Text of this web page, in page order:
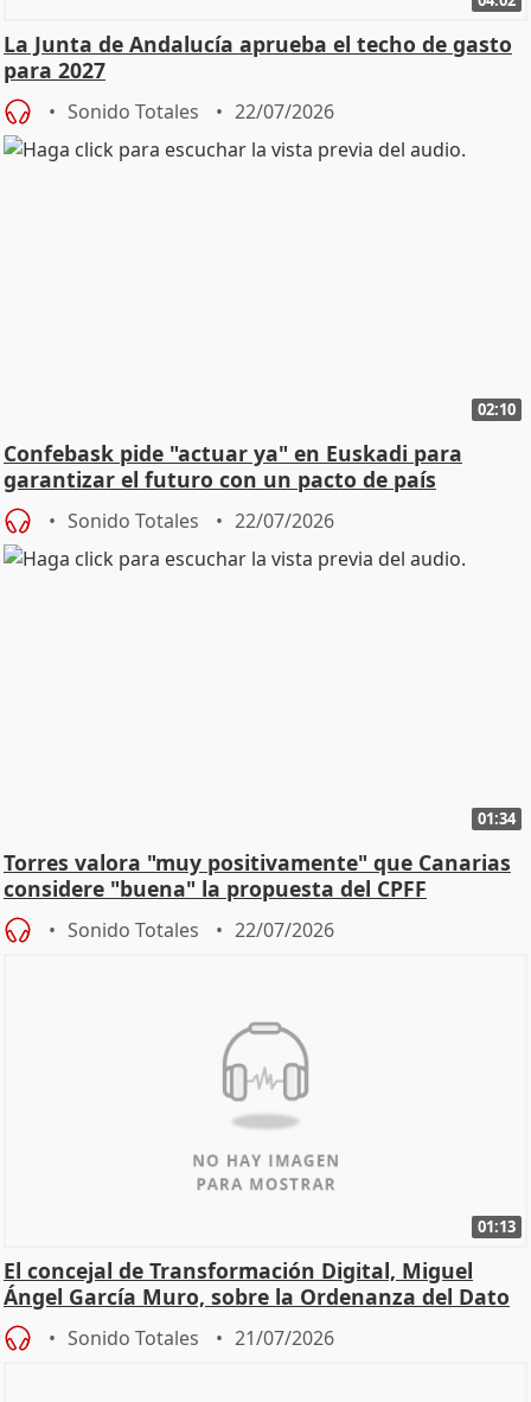
La Junta de Andalucía aprueba el techo de gasto
para 2027
Sonido Totales 22/07/2026
02:10
Confebask pide "actuar ya" en Euskadi para
garantizar el futuro con un pacto de país
Sonido Totales 22/07/2026
01:34
Torres valora "muy positivamente" que Canarias
considere "buena" la propuesta del CPFF
Sonido Totales 22/07/2026
01:13
El concejal de Transformación Digital, Miguel
Ángel García Muro, sobre la Ordenanza del Dato
Sonido Totales 21/07/2026